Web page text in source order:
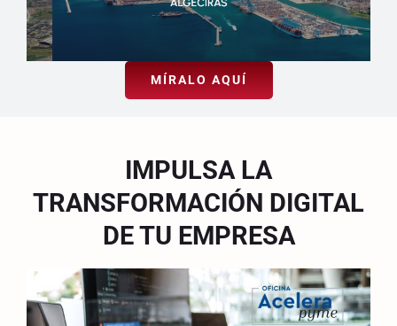
MÍRALO AQUÍ
IMPULSA LA
TRANSFORMACIÓN DIGITAL
DE TU EMPRESA